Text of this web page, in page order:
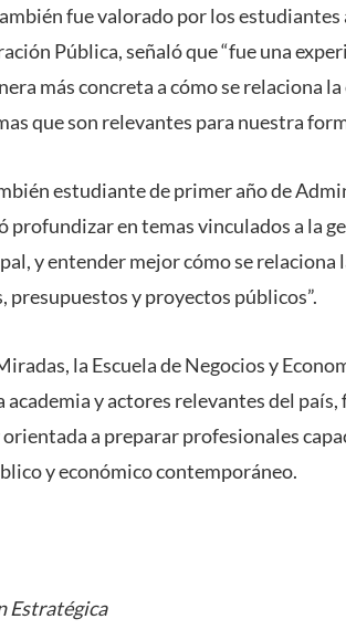
fue valorado por los
Pública, señaló que “fue una
más concreta a cómo se relaciona
que son relevantes para nuestra
estudiante de primer año de
profundizar en temas vinculados a la
y entender mejor cómo se relaciona
y proyectos públicos”.
la Escuela de Negocios y
academia y actores relevantes del
a preparar profesionales
y económico contemporáneo.
Estratégica